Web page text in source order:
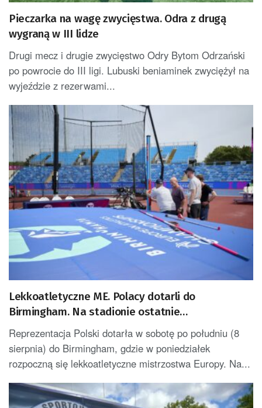
Pieczarka na wagę zwycięstwa. Odra z drugą
wygraną w III lidze
Drugi mecz i drugie zwycięstwo Odry Bytom Odrzański
po powrocie do III ligi. Lubuski beniaminek zwyciężył na
wyjeździe z rezerwami...
Lekkoatletyczne ME. Polacy dotarli do
Birmingham. Na stadionie ostatnie
przygotowania
Reprezentacja Polski dotarła w sobotę po południu (8
sierpnia) do Birmingham, gdzie w poniedziałek
rozpoczną się lekkoatletyczne mistrzostwa Europy. Na...